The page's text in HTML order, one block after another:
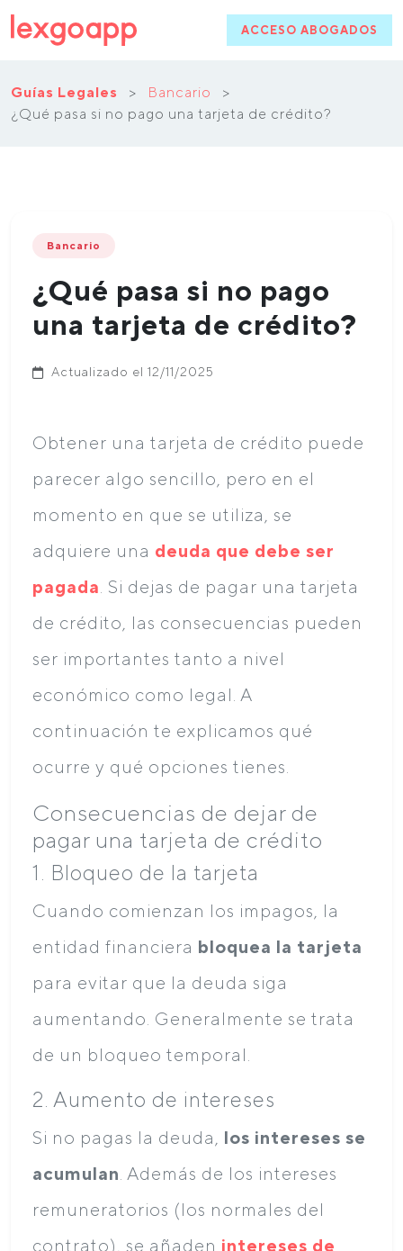
ACCESO ABOGADOS
Guías Legales > Bancario
>
¿Qué pasa si no pago una tarjeta de crédito?
Bancario
¿Qué pasa si no pago
una tarjeta de crédito?
Actualizado el 12/11/2025
Obtener una tarjeta de crédito puede
parecer algo sencillo, pero en el
momento en que se utiliza, se
adquiere una deuda que debe ser
pagada . Si dejas de pagar una tarjeta
de crédito, las consecuencias pueden
ser importantes tanto a nivel
económico como legal. A
continuación te explicamos qué
ocurre y qué opciones tienes.
Consecuencias de dejar de
pagar una tarjeta de crédito
1. Bloqueo de la tarjeta
Cuando comienzan los impagos, la
entidad financiera bloquea la tarjeta
para evitar que la deuda siga
aumentando. Generalmente se trata
de un bloqueo temporal.
2. Aumento de intereses
Si no pagas la deuda, los intereses se
acumulan . Además de los intereses
remuneratorios (los normales del
contrato), se añaden intereses de